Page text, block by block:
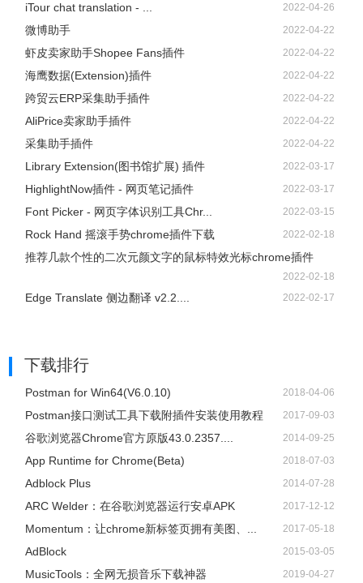
iTour chat translation - ... 2022-04-26
微博助手 2022-04-22
虾皮卖家助手Shopee Fans插件 2022-04-22
海鹰数据(Extension)插件 2022-04-22
跨贸云ERP采集助手插件 2022-04-22
AliPrice卖家助手插件 2022-04-22
采集助手插件 2022-04-22
Library Extension(图书馆扩展) 插件 2022-03-17
HighlightNow插件 - 网页笔记插件 2022-03-17
Font Picker - 网页字体识别工具Chr... 2022-03-15
Rock Hand 摇滚手势chrome插件下载 2022-02-18
推荐几款个性的二次元颜文字的鼠标特效光标chrome插件
2022-02-18
Edge Translate 侧边翻译 v2.2.... 2022-02-17
下载排行
Postman for Win64(V6.0.10) 2018-04-06
Postman接口测试工具下载附插件安装使用教程 2017-09-03
谷歌浏览器Chrome官方原版43.0.2357.... 2014-09-25
App Runtime for Chrome(Beta) 2018-07-03
Adblock Plus 2014-07-28
ARC Welder：在谷歌浏览器运行安卓APK 2017-12-12
Momentum：让chrome新标签页拥有美图、... 2017-05-18
AdBlock 2015-03-05
​MusicTools：全网无损音乐下载神器 2019-04-27